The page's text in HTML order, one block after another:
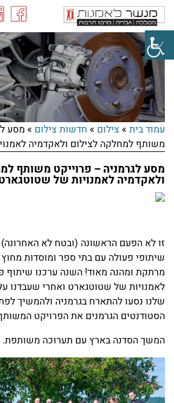
עמוד בית » צילום » חדשות צילום » מסע
משותף למחלקה לצילום ולאקדמיה
מסע לגרמניה – פרוייקט משותף
ולאקדמיה לאמנויות של
זו לא הפעם הראשונה (ובטח לא
שיתופי פעולה עם בתי ספר ומוסדות מחוץ
מרתקת ומהנה מאוד! השנה ערכנו שיתוף
לאמנויות של שטוטגארט ואחרי שעבדנו
שלנו נסעו להתארח בגרמניה ולהמשיך
הסטודנטים הגרמנים את הפרויקט
המשך הסדנה בארץ עם תערוכה משותפת.